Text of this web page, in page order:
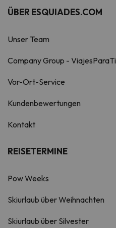
ÜBER ESQUIADES.COM
Unser Team
Company Group - ViajesParaTi
Vor-Ort-Service
Kundenbewertungen
Kontakt
REISETERMINE
Pow Weeks
Skiurlaub über Weihnachten
Skiurlaub über Silvester